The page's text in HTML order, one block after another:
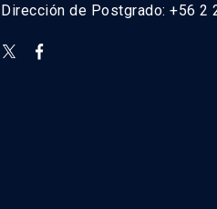
Dirección de Postgrado: +56 2